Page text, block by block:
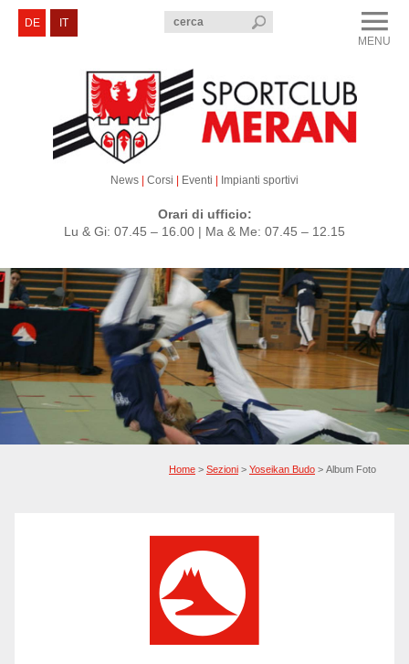
News | Corsi | Eventi | Impianti sportivi
Orari di ufficio:
Lu & Gi: 07.45 – 16.00 | Ma & Me: 07.45 – 12.15
DE
IT
MENU
menu CLOSE
Sportclub Merano
Corsi e Eventi
Servizi e Contatti
Home > Sezioni > Yoseikan Budo > Album Foto